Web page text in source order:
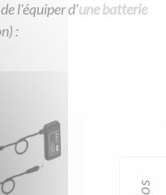
l'équiper d’une batterie
: